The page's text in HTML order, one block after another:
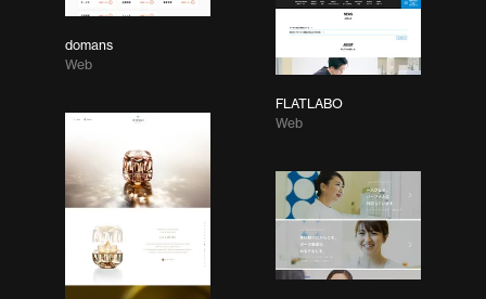
domans
Web
FLATLABO
Web